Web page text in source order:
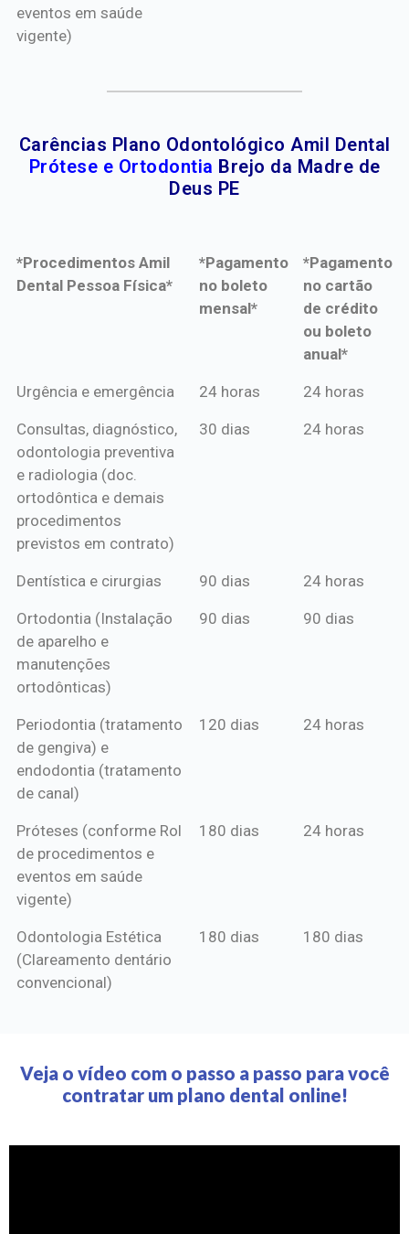
eventos em saúde
vigente)
Carências Plano Odontológico Amil Dental
Prótese e Ortodontia Brejo da Madre de
Deus PE
*Procedimentos Amil
Dental Pessoa Física*
*Pagamento
no boleto
mensal*
*Pagamento
no cartão
de crédito
ou boleto
anual*
*Procedimentos Amil
*Pagamento
mensal*
*Pagamento
de crédito
Urgência e emergência 24 horas 24 horas
Consultas, diagnóstico,
odontologia preventiva
e radiologia (doc.
ortodôntica e demais
procedimentos
previstos em contrato)
30 dias 24 horas
Dentística e cirurgias 90 dias 24 horas
Ortodontia (Instalação
de aparelho e
manutenções
ortodônticas)
90 dias 90 dias
Periodontia (tratamento
de gengiva) e
endodontia (tratamento
de canal)
120 dias 24 horas
Próteses (conforme Rol
de procedimentos e
eventos em saúde
vigente)
180 dias 24 horas
Odontologia Estética
(Clareamento dentário
convencional)
180 dias 180 dias
Veja o vídeo com o passo a passo para você
contratar um plano dental online!